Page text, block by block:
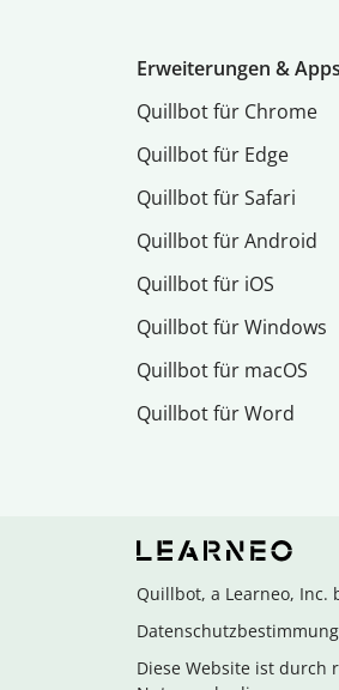
Erweiterungen & Apps
Quillbot für Chrome
Quillbot für Edge
Quillbot für Safari
Quillbot für Android
Quillbot für iOS
Quillbot für Windows
Quillbot für macOS
Quillbot für Word
Quillbot, a Learneo, Inc.
Diese Website ist durch